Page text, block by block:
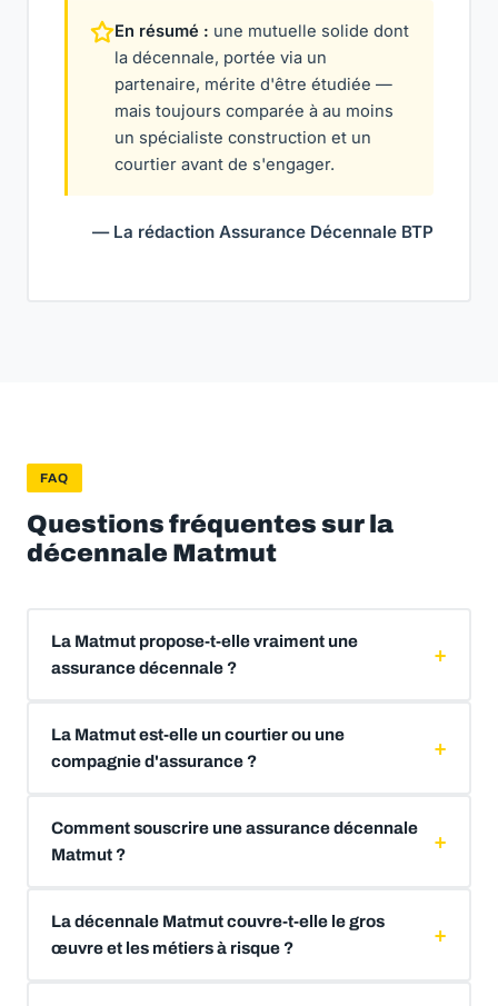
En résumé : une mutuelle solide dont
la décennale, portée via un
partenaire, mérite d'être étudiée —
mais toujours comparée à au moins
un spécialiste construction et un
courtier avant de s'engager.
— La rédaction Assurance Décennale BTP
FAQ
Questions fréquentes sur la
décennale Matmut
La Matmut propose-t-elle vraiment une
assurance décennale ?
La Matmut est-elle un courtier ou une
compagnie d'assurance ?
Comment souscrire une assurance décennale
Matmut ?
La décennale Matmut couvre-t-elle le gros
œuvre et les métiers à risque ?